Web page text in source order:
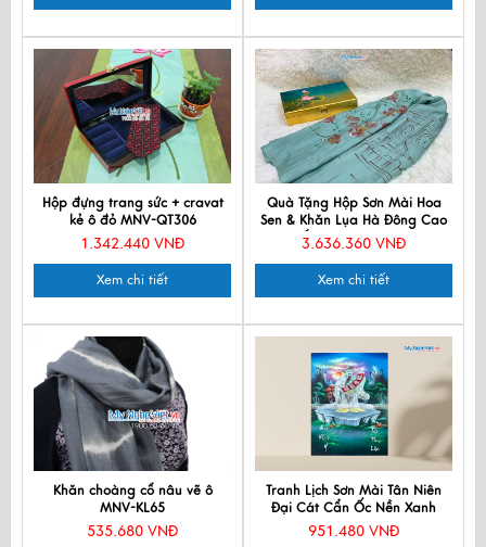
Quà Tặng Hộp Sơn Mài Hoa
Sen & Khăn Lụa Hà Đông Cao
Cấp CBPT70180T3-1
3.636.360 VNĐ
Xem chi tiết
Hộp đựng trang sức + cravat
kẻ ô đỏ MNV-QT306
1.342.440 VNĐ
Xem chi tiết
Tranh Lịch Sơn Mài Tân Niên
Đại Cát Cẩn Ốc Nền Xanh
951.480 VNĐ
Khăn choàng cổ nâu vẽ ô
MNV-KL65
535.680 VNĐ